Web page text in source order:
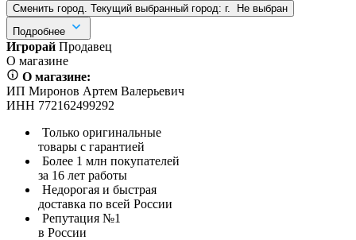
Сменить город. Текущий выбранный город: г.
Не выбран
Подробнее
Игрорай Продавец
О магазине
О магазине:
ИП Миронов Артем Валерьевич
ИНН 772162499292
Только оригинальные
товары с гарантией
Более 1 млн покупателей
за 16 лет работы
Недорогая и быстрая
доставка по всей России
Репутация №1
в России